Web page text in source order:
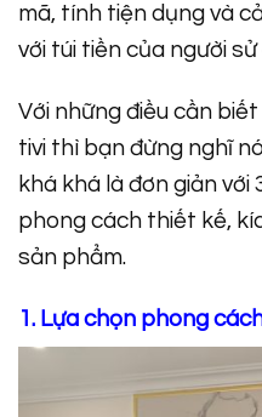
mã, tính tiện dụng và
với túi tiền của người sử
Với những điều cần
tivi thì bạn đừng nghĩ
khá khá là đơn giản
phong cách thiết kế,
sản phẩm.
1. Lựa chọn phong